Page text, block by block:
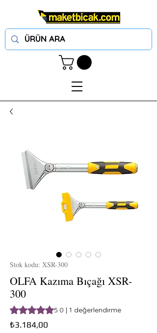
Stok kodu: XSR-300
OLFA Kazıma Bıçağı XSR-
300
1 değerlendirmeye göre beş yıldız
5.0 | 1 değerlendirme
₺3.184,00